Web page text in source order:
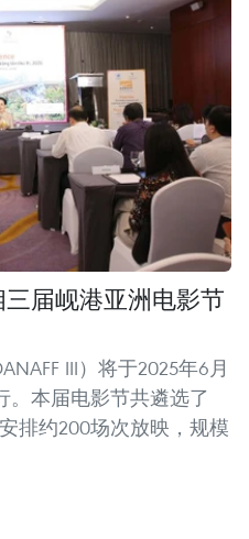
届岘港亚洲电影节
III）将于2025年6月
。本届电影节共遴选了
排约200场次放映，规模